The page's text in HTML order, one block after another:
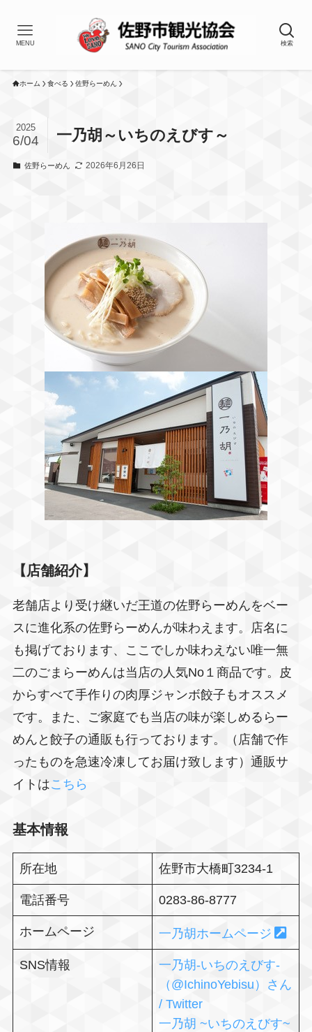
検索
MENU
ホーム 食べる 佐野らーめん
一乃胡～いちのえびす～
2025
6/04
佐野らーめん 2026年6月26日
【店舗紹介】
老舗店より受け継いだ王道の佐野らーめんをベー
スに進化系の佐野らーめんが味わえます。店名に
も掲げております、ここでしか味わえない唯一無
二のごまらーめんは当店の人気No１商品です。皮
からすべて手作りの肉厚ジャンボ餃子もオススメ
です。また、ご家庭でも当店の味が楽しめるらー
めんと餃子の通販も行っております。（店舗で作
ったものを急速冷凍してお届け致します）通販サ
イトはこちら
基本情報
所在地 佐野市大橋町3234-1
電話番号 0283-86-8777
ホームページ 一乃胡ホームページ
SNS情報
一乃胡-いちのえびす-
（@IchinoYebisu）さん
/ Twitter
一乃胡 ~いちのえびす~